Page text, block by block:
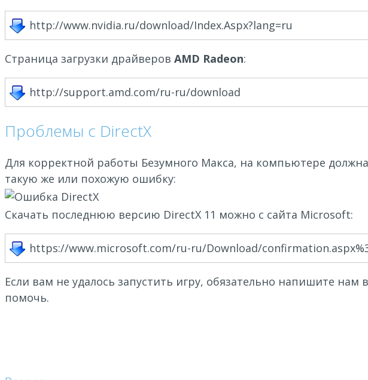
http://www.nvidia.ru/download/Index.Aspx?lang=ru
Страница загрузки драйверов AMD Radeon:
http://support.amd.com/ru-ru/download
Проблемы с DirectX
Для корректной работы Безумного Макса, на компьютере
такую же или похожую ошибку:
Скачать последнюю версию DirectX 11 можно с сайта Microsoft:
https://www.microsoft.com/ru-ru/Download/
Если вам не удалось запустить игру, обязательно напишите
помочь.